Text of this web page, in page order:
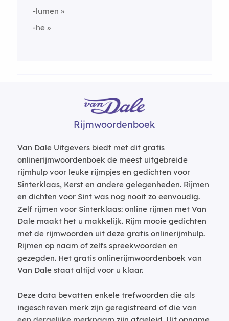
-lumen
-he
Rijmwoordenboek
Van Dale Uitgevers biedt met dit gratis
onlinerijmwoordenboek de meest uitgebreide
rijmhulp voor leuke rijmpjes en gedichten voor
Sinterklaas, Kerst en andere gelegenheden. Rijmen
en dichten voor Sint was nog nooit zo eenvoudig.
Zelf rijmen voor Sinterklaas: online rijmen met Van
Dale maakt het u makkelijk. Rijm mooie gedichten
met de rijmwoorden uit deze gratis onlinerijmhulp.
Rijmen op naam of zelfs spreekwoorden en
gezegden. Het gratis onlinerijmwoordenboek van
Van Dale staat altijd voor u klaar.
Deze data bevatten enkele trefwoorden die als
ingeschreven merk zijn geregistreerd of die van